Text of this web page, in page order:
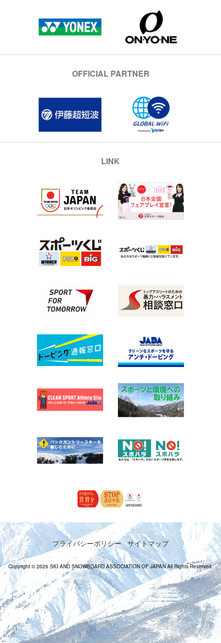
OFFICIAL PARTNER
LINK
プライバシーポリシー サイトマップ
Copyright © 2026 SKI AND SNOWBOARD ASSOCIATION OF JAPAN All Rights Reserved.